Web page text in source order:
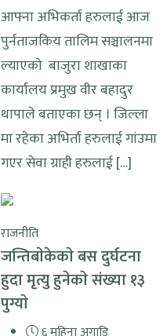
आफ्ना अभिकर्ता हरुलाई आज
पुर्नताजकिय तालिम सञ्चालनमा
ल्याएकाे बाजुरा शाखाका
कार्यालय प्रमुख वीर बहादुर
थापाले बताएका छन् । जिल्ला
मा रहेका अभिर्ता हरुलाई गांउमा
गएर सेवा ग्राही हरुलाई […]
राजनीति
जन्तिबाेकेकाे बस दुर्घटना
हुदा मृत्यु हुनेकाे संख्या १३
पुग्याे